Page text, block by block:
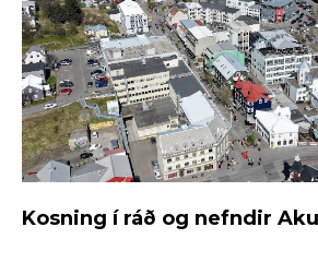
Kosning í ráð og nefndir